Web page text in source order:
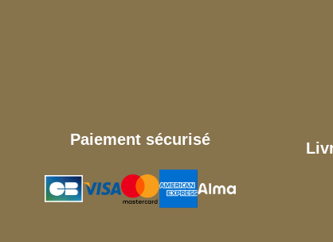
Paiement sécurisé